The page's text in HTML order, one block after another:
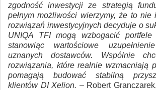
zgodność inwestycji ze strategią
pełnym możliwości wierzymy, że to nie
rozwiązań inwestycyjnych decyduje o
UNIQA TFI mogą wzbogacić portfele
stanowiąc wartościowe
uznanych dostawców. Wspólnie
rozwiązania, które realnie wzmacniają
pomagają budować stabilną
klientów DI Xelion. – Robert